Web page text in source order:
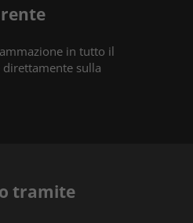
in tutto il
sulla
tramite